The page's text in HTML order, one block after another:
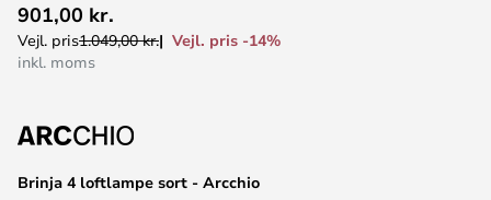
til
starten
Brinja 4 loftlampe sort - Arcchio
901,00 kr.
Vejl. pris1.049,00 kr.
Vejl. pris -14%
inkl. moms